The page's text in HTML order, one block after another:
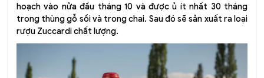
hoạch vào nửa đầu tháng 10 và được ủ ít nhất 30 tháng
trong thùng gỗ sồi và trong chai. Sau đó sẽ sản xuất ra loại
rượu Zuccardi chất lượng.